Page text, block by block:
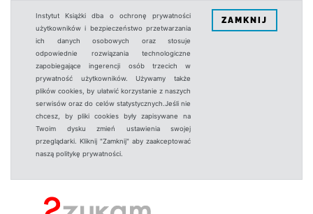
Instytut Książki dba o ochronę prywatności
użytkowników i bezpieczeństwo przetwarzania
ich danych osobowych oraz stosuje
odpowiednie rozwiązania technologiczne
zapobiegające ingerencji osób trzecich w
prywatność użytkowników. Używamy także
plików cookies, by ułatwić korzystanie z naszych
serwisów oraz do celów statystycznych.Jeśli nie
chcesz, by pliki cookies były zapisywane na
Twoim dysku zmień ustawienia swojej
przeglądarki. Kliknij "Zamknij" aby zaakceptować
naszą politykę prywatności.
ZAMKNIJ